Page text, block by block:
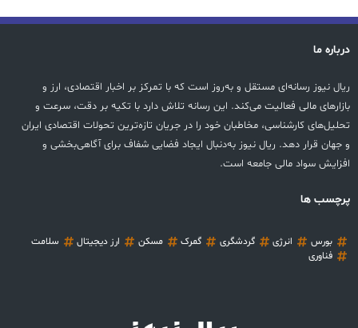
درباره ما
ریال نیوز رسانه‌ای مستقل و به‌روز است که با تمرکز بر اخبار اقتصادی، ارز و
بازارهای مالی فعالیت می‌کند. این رسانه تلاش دارد با تکیه بر دقت، سرعت و
تحلیل‌های کارشناسی، مخاطبان خود را در جریان تازه‌ترین تحولات اقتصادی ایران
و جهان قرار دهد. ریال نیوز به‌دنبال ایجاد فضایی شفاف برای آگاهی‌بخشی و
افزایش سواد مالی جامعه است.
پرچسب ها
بورس انرژی گردشگری گمرک مسکن ارز دیجیتال
سلامت
فناوری